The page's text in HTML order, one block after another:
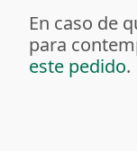
En caso de
para
este pedido.